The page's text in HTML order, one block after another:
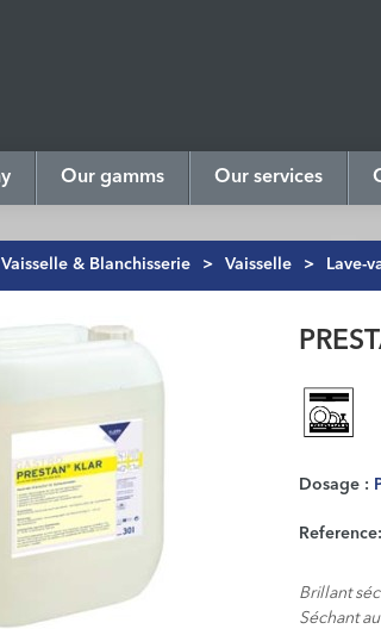
Our gamms Our services
Vaisselle & Blanchisserie > Vaisselle > Lave-
Dosage :
Reference:
Brillant
Séchant